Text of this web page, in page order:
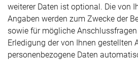
weiterer Daten ist optional. Die von
Angaben werden zum Zwecke der
sowie für mögliche
Erledigung der von Ihnen gestellten
personenbezogene Daten